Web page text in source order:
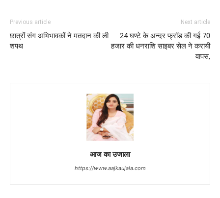
Previous article
छात्रों संग अभिभावकों ने मतदान की ली
शपथ
Next article
24 घण्टे के अन्दर फ्रॉड की गई 70
हजार की धनराशि साइबर सेल ने करायी
वापस,
आज का उजाला
https://www.aajkaujala.com